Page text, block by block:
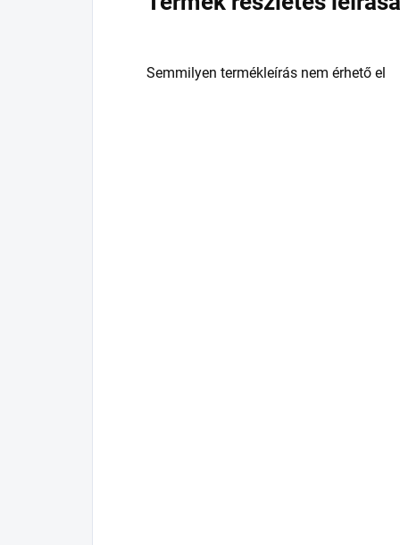
Semmilyen termékleírás nem érhető el